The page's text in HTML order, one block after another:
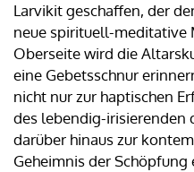
Larvikit geschaffen, der
neue spirituell-meditative
Oberseite wird die
eine Gebetsschnur
nicht nur zur haptischen
des lebendig-irisierenden
darüber hinaus zur
Geheimnis der